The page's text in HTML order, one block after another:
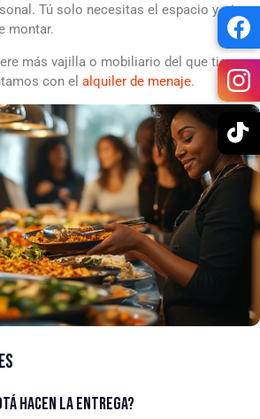
Tú solo necesitas el espacio y, si
montar.
más vajilla o mobiliario del que tienes
con el alquiler de menaje.
HACEN LA ENTREGA?